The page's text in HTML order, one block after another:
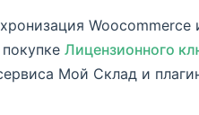
Woocommerce
Лицензионного
Мой Склад и